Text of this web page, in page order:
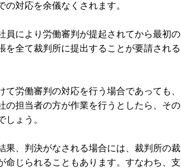
対応を余儀なくされます。
員により労働審判が提起されてから最初の
全て裁判所に提出することが要請される
労働審判の対応を行う場合であっても、
の担当者の方が作業を行うとしたら、その
ょう。
果、判決がなされる場合には、裁判所の裁
じられることもあります。すなわち、支